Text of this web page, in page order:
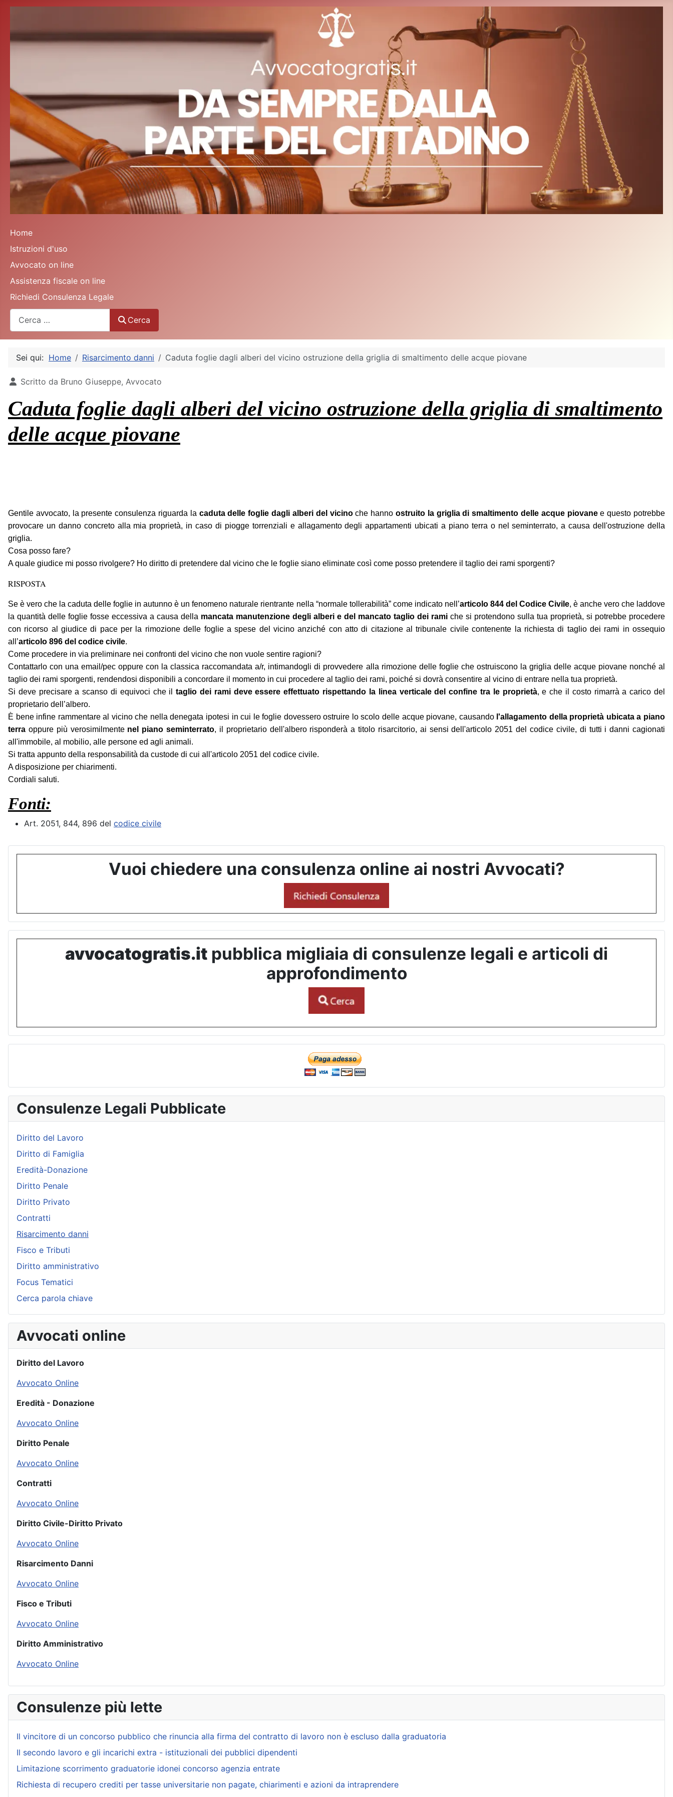
Home
Istruzioni d'uso
Avvocato on line
Assistenza fiscale on line
Richiedi Consulenza Legale
Cerca
Sei qui: Home Risarcimento danni Caduta foglie dagli alberi del vicino ostruzione della griglia di smaltimento delle acque piovane
Dettagli
Scritto da Bruno Giuseppe, Avvocato
Caduta foglie dagli alberi del vicino ostruzione della griglia di smaltimento
delle acque piovane
Gentile avvocato, la presente consulenza riguarda la caduta delle foglie dagli alberi del vicinoche hanno ostruito la griglia di smaltimento delle acque piovanee questo potrebbe
provocare un danno concreto alla mia proprietà, in caso di piogge torrenziali e allagamento degli appartamenti ubicati a piano terra o nel seminterrato, a causa dell'ostruzione della
griglia.
Cosa posso fare?
A quale giudice mi posso rivolgere? Ho diritto di pretendere dal vicino che le foglie siano eliminate così come posso pretendere il taglio dei rami sporgenti?
RISPOSTA
Se è vero che la caduta delle foglie in autunno è un fenomeno naturale rientrante nella “normale tollerabilità” come indicato nell’articolo 844 del Codice Civile, è anche vero che laddove
la quantità delle foglie fosse eccessiva a causa della mancata manutenzione degli alberi e del mancato taglio dei rami che si protendono sulla tua proprietà, si potrebbe procedere
con ricorso al giudice di pace per la rimozione delle foglie a spese del vicino anziché con atto di citazione al tribunale civile contenente la richiesta di taglio dei rami in ossequio
all’articolo 896 del codice civile.
Come procedere in via preliminare nei confronti del vicino che non vuole sentire ragioni?
Contattarlo con una email/pec oppure con la classica raccomandata a/r, intimandogli di provvedere alla rimozione delle foglie che ostruiscono la griglia delle acque piovane nonché al
taglio dei rami sporgenti, rendendosi disponibili a concordare il momento in cui procedere al taglio dei rami, poiché si dovrà consentire al vicino di entrare nella tua proprietà.
Si deve precisare a scanso di equivoci che iltaglio dei rami deve essere effettuato rispettando la linea verticale del confine tra le proprietà, e che il costo rimarrà a carico del
proprietario dell’albero.
È bene infine rammentare al vicino che nella denegata ipotesi in cui le foglie dovessero ostruire lo scolo delle acque piovane, causando l'allagamento della proprietà ubicata a piano
terra oppure più verosimilmente nel piano seminterrato, il proprietario dell'albero risponderà a titolo risarcitorio, ai sensi dell'articolo 2051 del codice civile, di tutti i danni cagionati
all'immobile, al mobilio, alle persone ed agli animali.
Si tratta appunto della responsabilità da custode di cui all'articolo 2051 del codice civile.
A disposizione per chiarimenti.
Cordiali saluti.
Fonti:
Art. 2051, 844, 896 del codice civile
Vuoi chiedere una consulenza online ai nostri Avvocati?
avvocatogratis.it pubblica migliaia di consulenze legali e articoli di
approfondimento
Consulenze Legali Pubblicate
Diritto del Lavoro
Diritto di Famiglia
Eredità-Donazione
Diritto Penale
Diritto Privato
Contratti
Risarcimento danni
Fisco e Tributi
Diritto amministrativo
Focus Tematici
Cerca parola chiave
Avvocati online
Diritto del Lavoro
Avvocato Online
Eredità - Donazione
Avvocato Online
Diritto Penale
Avvocato Online
Contratti
Avvocato Online
Diritto Civile-Diritto Privato
Avvocato Online
Risarcimento Danni
Avvocato Online
Fisco e Tributi
Avvocato Online
Diritto Amministrativo
Avvocato Online
Consulenze più lette
Il vincitore di un concorso pubblico che rinuncia alla firma del contratto di lavoro non è escluso dalla graduatoria
Il secondo lavoro e gli incarichi extra - istituzionali dei pubblici dipendenti
Limitazione scorrimento graduatorie idonei concorso agenzia entrate
Richiesta di recupero crediti per tasse universitarie non pagate, chiarimenti e azioni da intraprendere